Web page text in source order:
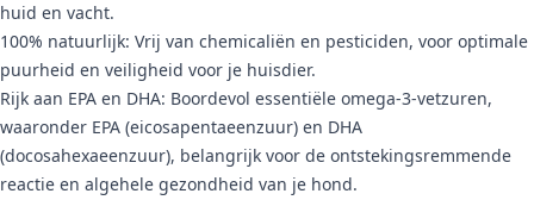
huid en vacht.
100% natuurlijk: Vrij van chemicaliën en pesticiden, voor optimale
puurheid en veiligheid voor je huisdier.
Rijk aan EPA en DHA: Boordevol essentiële omega-3-vetzuren,
waaronder EPA (eicosapentaeenzuur) en DHA
(docosahexaeenzuur), belangrijk voor de ontstekingsremmende
reactie en algehele gezondheid van je hond.